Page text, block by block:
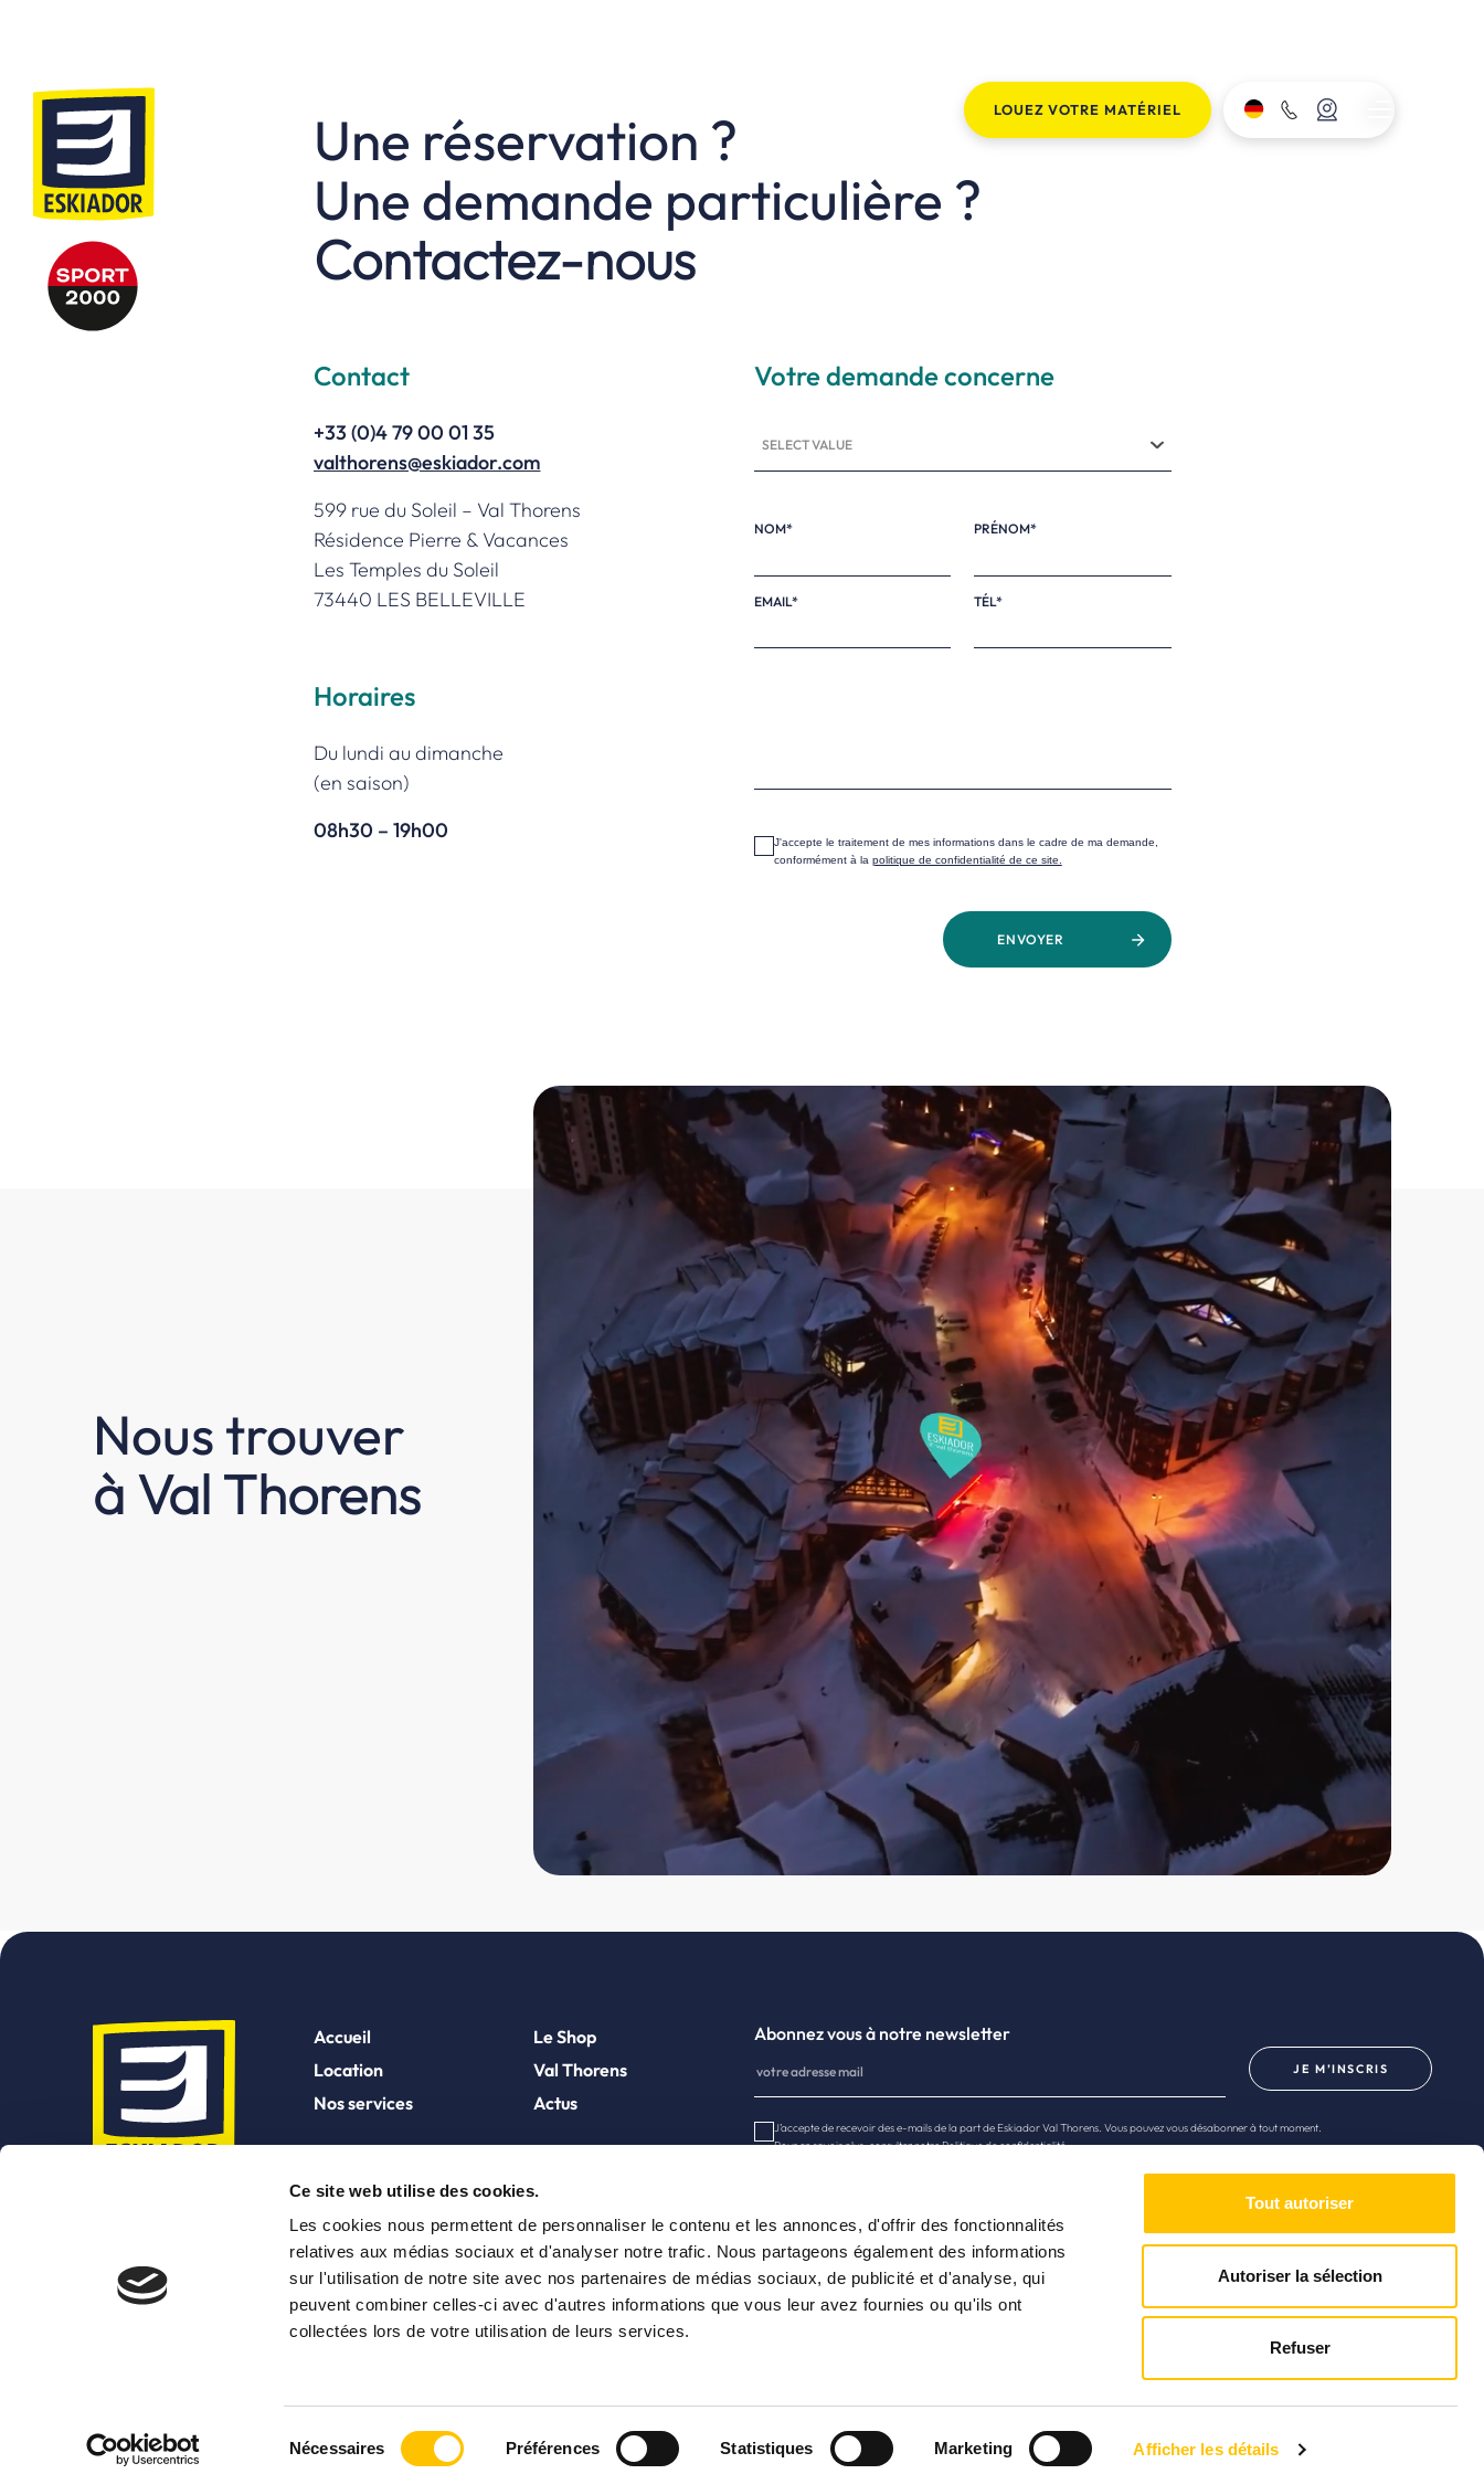
Ce site web utilise des cookies.
Les cookies nous permettent de personnaliser le contenu et les annonces, d'offrir des fonctionnalités
relatives aux médias sociaux et d'analyser notre trafic. Nous partageons également des informations
sur l'utilisation de notre site avec nos partenaires de médias sociaux, de publicité et d'analyse, qui
peuvent combiner celles-ci avec d'autres informations que vous leur avez fournies ou qu'ils ont
collectées lors de votre utilisation de leurs services.
Nécessaires Préférences Statistiques Marketing Afficher les détails
Tout autoriser
Autoriser la sélection
Refuser
LOUEZ VOTRE MATÉRIEL
Une réservation ?
Une demande particulière ?
Contactez-nous
Contact
+33 (0)4 79 00 01 35
valthorens@eskiador.com
599 rue du Soleil – Val Thorens
Résidence Pierre & Vacances
Les Temples du Soleil
73440 LES BELLEVILLE
Horaires
Du lundi au dimanche
(en saison)
08h30 – 19h00
Votre demande concerne
SELECT VALUE
NOM* PRÉNOM*
EMAIL* TÉL*
J'accepte le traitement de mes informations dans le cadre de ma demande,
conformément à la politique de confidentialité de ce site.
ENVOYER
Nous trouver
à Val Thorens
Accueil
Location
Nos services
Le Shop
Val Thorens
Actus
Réservation Contact
Abonnez vous à notre newsletter
JE M’INSCRIS
J’accepte de recevoir des e-mails de la part de Eskiador Val Thorens. Vous pouvez vous désabonner à tout moment.
Pour en savoir plus, consultez notrePolitique de confidentialité.
©2026 Eskiador Val Thorens tous droits réservés Mentions légalessite by Merci Creative